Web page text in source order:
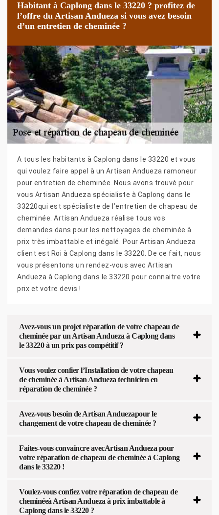
Habitant à Caplong dans le 33220 ? profitez de
l’offre du Artisan Andueza si vous avez besoin
d’un entretien de cheminée ?
A tous les habitants à Caplong dans le 33220 et vous
qui voulez faire appel à un Artisan Andueza ramoneur
pour entretien de cheminée. Nous avons trouvé pour
vous Artisan Andueza spécialiste à Caplong dans le
33220qui est spécialiste de l’entretien de chapeau de
cheminée. Artisan Andueza réalise tous vos
demandes dans pour les nettoyages de cheminée à
prix très imbattable et inégalé. Pour Artisan Andueza
client est Roi à Caplong dans le 33220. De ce fait, nous
vous présentons un rendez-vous avec Artisan
Andueza à Caplong dans le 33220 pour connaitre votre
prix et votre devis !
Avez-vous un projet réparation de votre chapeau de
cheminée par un Artisan Andueza à Caplong dans
le 33220 à un prix pas compétitif ?
Vous voulez confier l’Installation de votre chapeau
de cheminée à Artisan Andueza technicien en
réparation de cheminée ?
Avez-vous besoin de Artisan Anduezapour le
changement de votre chapeau de cheminée ?
Faites-vous convaincre avecArtisan Andueza pour
votre réparation de chapeau de cheminée à Caplong
dans le 33220 !
Voulez-vous confiez votre réparation de chapeau de
cheminéeà Artisan Andueza à prix imbattable à
Caplong dans le 33220 ?